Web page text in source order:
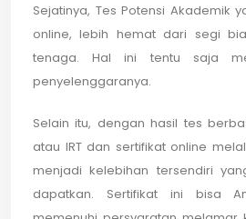
Sejatinya, Tes Potensi Akademik
online, lebih hemat dari segi
tenaga. Hal ini tentu saja
penyelenggaranya.
Selain itu, dengan hasil tes
atau IRT dan sertifikat online
menjadi kelebihan tersendiri
dapatkan. Sertifikat ini bisa